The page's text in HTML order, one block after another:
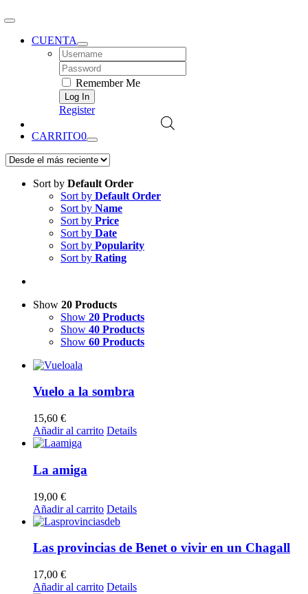
CUENTA
Username:
Password:
Remember Me
Register
CARRITO0
Sort by Default Order
Sort by Default Order
Sort by Name
Sort by Price
Sort by Date
Sort by Popularity
Sort by Rating
Show 20 Products
Show 20 Products
Show 40 Products
Show 60 Products
Vuelo a la sombra
15,60 €
Añadir al carrito Details
La amiga
19,00 €
Añadir al carrito Details
Las provincias de Benet o vivir en un Chagall
17,00 €
Añadir al carrito Details